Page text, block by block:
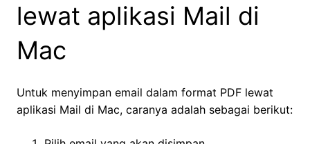
lewat aplikasi Mail di
Mac
Untuk menyimpan email dalam format PDF lewat
aplikasi Mail di Mac, caranya adalah sebagai berikut: